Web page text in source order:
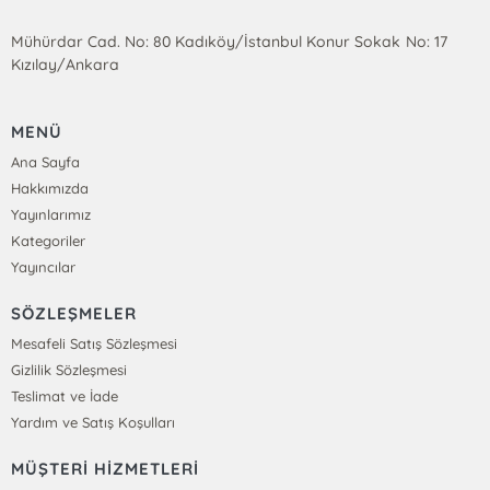
Mühürdar Cad. No: 80 Kadıköy/İstanbul Konur Sokak No: 17
Kızılay/Ankara
MENÜ
Ana Sayfa
Hakkımızda
Yayınlarımız
Kategoriler
Yayıncılar
SÖZLEŞMELER
Mesafeli Satış Sözleşmesi
Gizlilik Sözleşmesi
Teslimat ve İade
Yardım ve Satış Koşulları
MÜŞTERİ HİZMETLERİ